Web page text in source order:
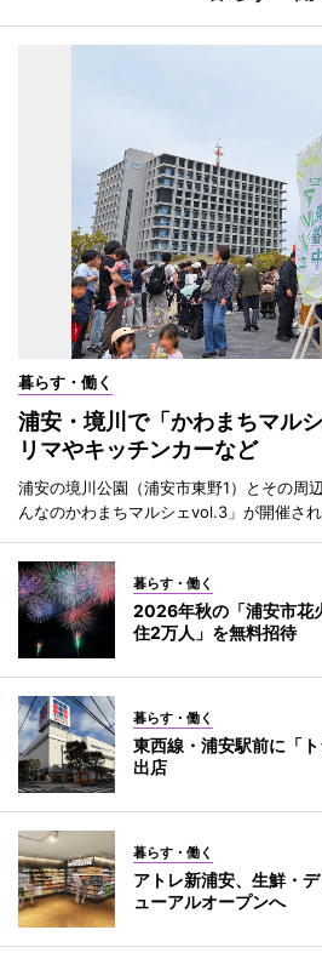
暮らす・働く
浦安・境川で「かわまちマル
リマやキッチンカーなど
浦安の境川公園（浦安市東野1）とその周
んなのかわまちマルシェvol.3」が開催され
暮らす・働く
2026年秋の「浦安市花
住2万人」を無料招待
暮らす・働く
東西線・浦安駅前に「
出店
暮らす・働く
アトレ新浦安、生鮮・
ューアルオープンへ